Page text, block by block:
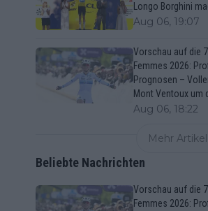
Longo Borghini
Aug 06, 19:07
Vorschau auf die
Femmes 2026:
Prognosen –
Mont Ventoux um
Aug 06, 18:22
Mehr Artikel
Beliebte Nachrichten
Vorschau auf die
Femmes 2026: